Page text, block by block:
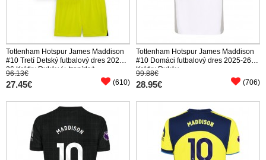
Tottenham Hotspur James Maddison
#10 Tretí Detský futbalový dres 2025-
26 Krátky Rukáv (+ trenírky)
96.13€
27.45€ (610)
Tottenham Hotspur James Maddison
#10 Domáci futbalový dres 2025-26
Krátky Rukáv
99.88€
28.95€ (706)